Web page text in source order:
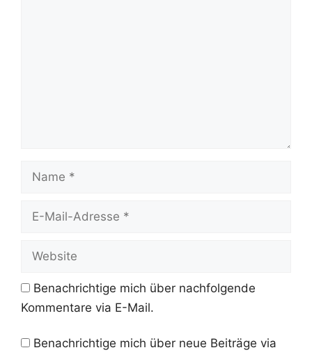
Name
Website
Benachrichtige mich über nachfolgende
Kommentare via E-Mail.
Benachrichtige mich über neue Beiträge via